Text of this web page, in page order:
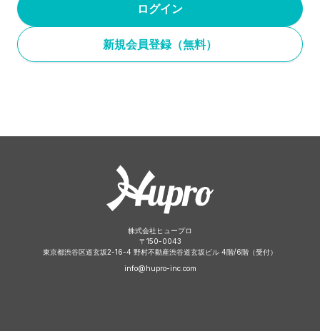
ログイン
新規会員登録（無料）
株式会社ヒュープロ
〒 150-0043
東京都渋谷区道玄坂2-16-4 野村不動産渋谷道玄坂ビル 4階/6階（受付）
info@hupro-inc.com